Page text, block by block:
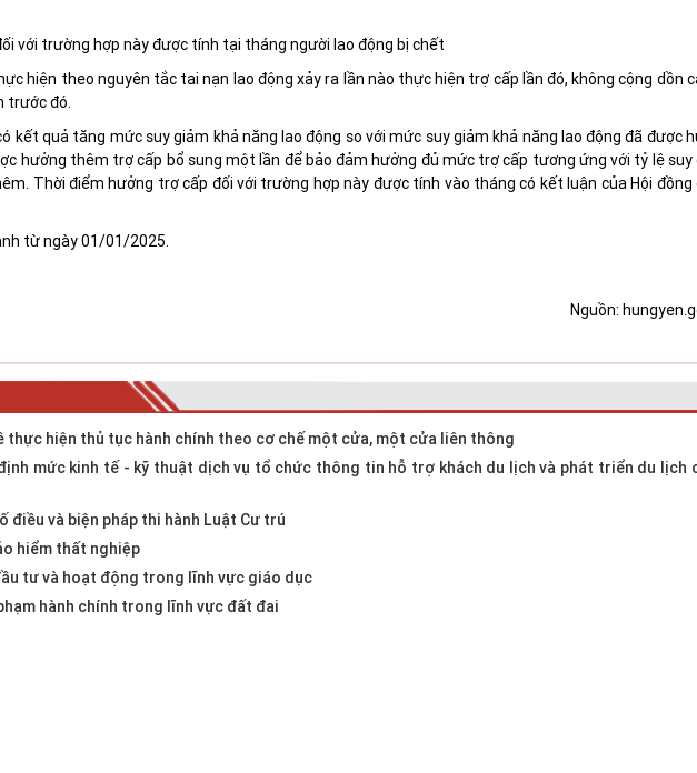
với trường hợp này được tính tại tháng người lao động bị chết
hiện theo nguyên tắc tai nạn lao động xảy ra lần nào thực hiện trợ cấp lần đó, không cộng dồn
trước đó.
kết quả tăng mức suy giảm khả năng lao động so với mức suy giảm khả năng lao động đã được
hưởng thêm trợ cấp bổ sung một lần để bảo đảm hưởng đủ mức trợ cấp tương ứng với tỷ lệ suy
Thời điểm hưởng trợ cấp đối với trường hợp này được tính vào tháng có kết luận của Hội đồng
từ ngày01/01/2025.
Nguồn:
thực hiện thủ tục hành chính theo cơ chế một cửa, một cửa liên thông
mức kinh tế - kỹ thuật dịch vụ tổ chức thông tin hỗ trợ khách du lịch và phát triển du lịch
điều và biện pháp thi hành Luật Cư trú
hiểm thất nghiệp
tư và hoạt động trong lĩnh vực giáo dục
hành chính trong lĩnh vực đất đai